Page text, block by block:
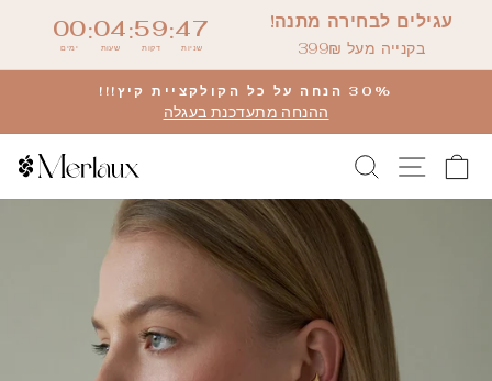
עגילים לבחירה מתנה!
בקנייה מעל 399₪
00
ימים
:04
שעות
:59
דקות
:46
שניות
30% הנחה על כל הקולקציית קיץ!!!
ההנחה מתעדכנת בעגלה